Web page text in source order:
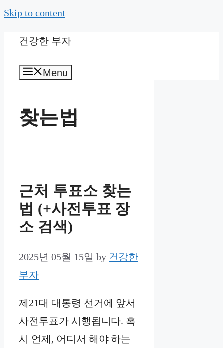
Skip to content
건강한 부자
Menu
찾는법
근처 투표소 찾는
법 (+사전투표 장
소 검색)
2025년 05월 15일 by 건강한
부자
제21대 대통령 선거에 앞서
사전투표가 시행됩니다. 혹
시 언제, 어디서 해야 하는